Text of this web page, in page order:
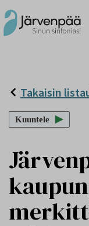
Takaisin
Kuuntele